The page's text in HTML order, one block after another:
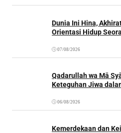
Dunia Ini Hina,
Orientasi Hidup
07/08/2026
Qadarullah wa Mā
Keteguhan Jiwa
06/08/2026
Kemerdekaan dan